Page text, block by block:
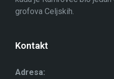
grofova Celjskih.
Kontakt
Adresa: